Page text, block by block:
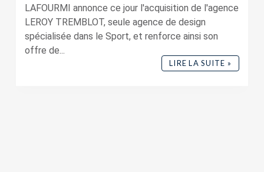
LAFOURMI annonce ce jour l'acquisition de l'agence
LEROY TREMBLOT, seule agence de design
spécialisée dans le Sport, et renforce ainsi son
offre de...
LIRE LA SUITE »